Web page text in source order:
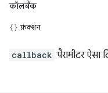
कॉलबैक
फ़ंक्शन
callback पैरामीटर ऐसा